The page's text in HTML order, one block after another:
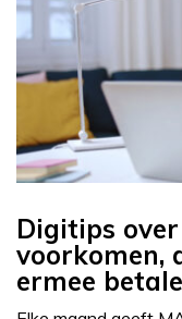
Digitips
voorkomen,
ermee